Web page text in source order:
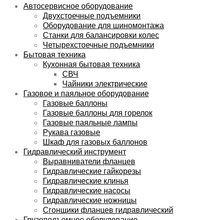
Автосервисное оборудование
Двухстоечные подъемники
Оборудование для шиномонтажа
Станки для балансировки колес
Четырехстоечные подъемники
Бытовая техника
Кухонная бытовая техника
СВЧ
Чайники электрические
Газовое и паяльное оборудование
Газовые баллоны
Газовые баллоны для горелок
Газовые паяльные лампы
Рукава газовые
Шкаф для газовых баллонов
Гидравлический инструмент
Выравниватели фланцев
Гидравлические гайкорезы
Гидравлические клинья
Гидравлические насосы
Гидравлические ножницы
Сгонщики фланцев гидравлический